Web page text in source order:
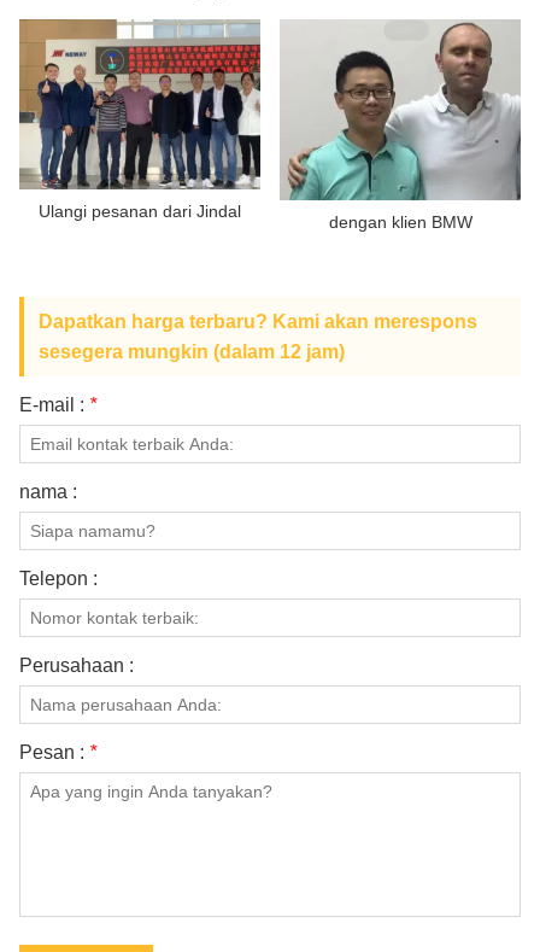
Ulangi pesanan dari Jindal
dengan klien BMW
Dapatkan harga terbaru? Kami akan merespons
sesegera mungkin (dalam 12 jam)
E-mail : *
nama :
Telepon :
Perusahaan :
Pesan : *